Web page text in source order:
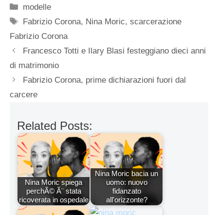
Categorie
modelle
Tag
Fabrizio Corona, Nina Moric,scarcerazione
Fabrizio Corona
Francesco Totti e Ilary Blasi festeggiano dieci anni
di matrimonio
Fabrizio Corona, prime dichiarazioni fuori dal
carcere
Related Posts:
Nina Moric spiega
perchÃ© Ã¨ stata
ricoverata in ospedale
Nina Moric bacia un
uomo: nuovo
fidanzato
all'orizzonte?